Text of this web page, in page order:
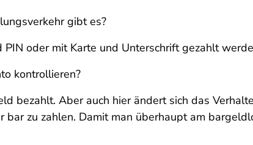
gibt es?
oder mit Karte und Unterschrift gezahlt
kontrollieren?
bezahlt. Aber auch hier ändert sich das
zu zahlen. Damit man überhaupt am